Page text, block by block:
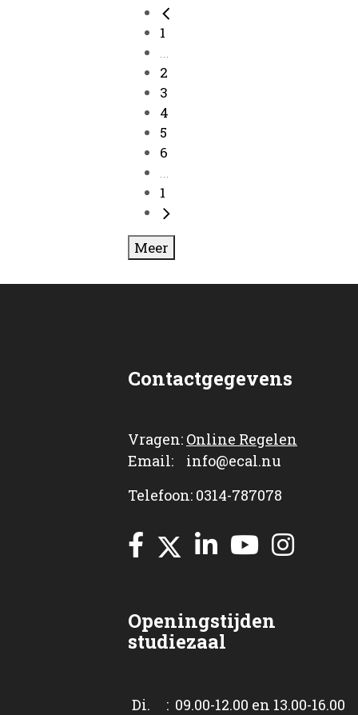
1
...
2
3
4
5
6
...
1
Meer
Contactgegevens
Vragen: Online Regelen
Email: info@ecal.nu
Telefoon: 0314-787078
Openingstijden
studiezaal
Di. : 09.00-12.00 en 13.00-16.00